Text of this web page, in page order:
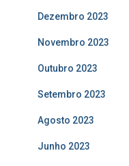
Dezembro 2023
Novembro 2023
Outubro 2023
Setembro 2023
Agosto 2023
Junho 2023